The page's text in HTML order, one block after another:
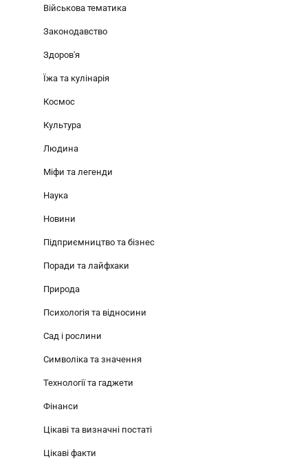
Військова тематика
Законодавство
Здоров'я
Їжа та кулінарія
Космос
Культура
Людина
Міфи та легенди
Наука
Новини
Підприємництво та бізнес
Поради та лайфхаки
Природа
Психологія та відносини
Сад і рослини
Символіка та значення
Технології та гаджети
Фінанси
Цікаві та визначні постаті
Цікаві факти